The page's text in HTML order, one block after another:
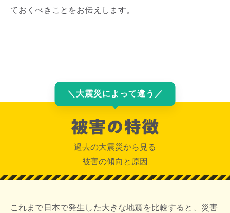
ておくべきことをお伝えします。
＼ 大震災によって違う ／
過去の大震災から見る
被害の傾向と原因
これまで日本で発生した大きな地震を比較すると、災害